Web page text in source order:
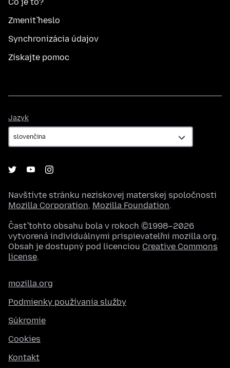
Čo je to?
Zmeniť heslo
Synchronizácia údajov
Získajte pomoc
Jazyk
Navštívte stránku neziskovej materskej spoločnosti
Mozilla Corporation, Mozilla Foundation.
Časť tohto obsahu bola v rokoch ©1998–2026
vytvorená individuálnymi prispievateľmi mozilla.org.
Obsah je dostupný pod licenciou Creative Commons
license.
mozilla.org
Podmienky používania služby
Súkromie
Cookies
Kontakt